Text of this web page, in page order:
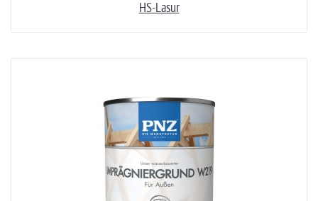
HS-Lasur